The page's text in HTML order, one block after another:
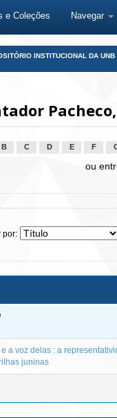
e Coleções Navegar
INSTITUCIONAL DA UNB
B C D E F
ou
por:
e a voz delas : a
juninas